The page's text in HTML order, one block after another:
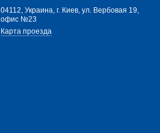
04112, Украина, г. Киев, ул. Вербовая 19,
офис №23
Карта проезда